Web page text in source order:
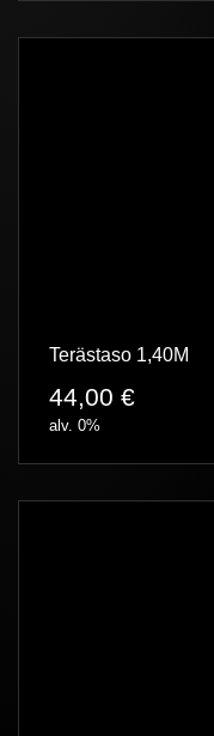
Terästaso 1,40M
44,00 €
alv. 0%